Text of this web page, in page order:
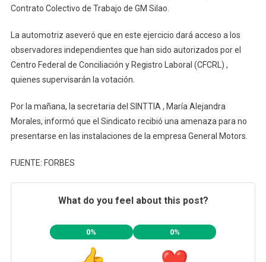
Contrato Colectivo de Trabajo de GM Silao.
La automotriz aseveró que en este ejercicio dará acceso a los
observadores independientes que han sido autorizados por el
Centro Federal de Conciliación y Registro Laboral (CFCRL) ,
quienes supervisarán la votación.
Por la mañana, la secretaria del SINTTIA , María Alejandra
Morales, informó que el Sindicato recibió una amenaza para no
presentarse en las instalaciones de la empresa General Motors.
FUENTE: FORBES
What do you feel about this post?
0% 0%